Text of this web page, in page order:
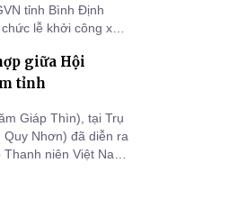
tỉnh Bình Định
lễ khởi công xây
giữa Hội
tỉnh
Giáp Thìn), tại Trụ
Nhơn) đã diễn ra
niên Việt Nam
của Đại hội
quan tâm